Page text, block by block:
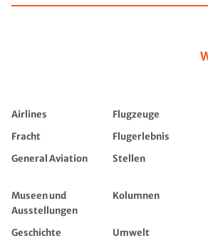
Airlines Flugzeuge
Fracht
Flugerlebnis
General Aviation
Stellen
Museen und
Ausstellungen
Kolumnen
Geschichte Umwelt